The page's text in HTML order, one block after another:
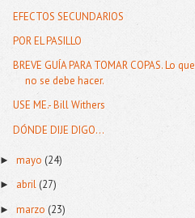
EFECTOS SECUNDARIOS
POR EL PASILLO
BREVE GUÍA PARA TOMAR COPAS. Lo que
no se debe hacer.
USE ME.- Bill Withers
DÓNDE DIJE DIGO...
►mayo (24)
► abril(27)
►marzo (23)